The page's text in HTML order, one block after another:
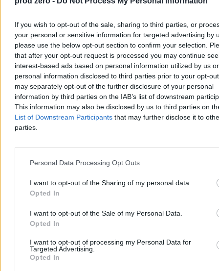
If you wish to opt-out of the sale, sharing to third parties, or
your personal or sensitive information for targeted advertising by
please use the below opt-out section to confirm your selection.
that after your opt-out request is processed you may continue
interest-based ads based on personal information utilized by us or
personal information disclosed to third parties prior to your opt-
may separately opt-out of the further disclosure of your personal
information by third parties on the IAB’s list of downstream
This information may also be disclosed by us to third parties on
List of Downstream Participants that may further disclose it to
parties.
Personal Data Processing Opt Outs
I want to opt-out of the Sharing of my personal data.
Opted In
I want to opt-out of the Sale of my Personal Data.
Opted In
I want to opt-out of processing my Personal Data for
Targeted Advertising.
Opted In
Wojskowe manewry na Tajwanie. Taipei
odpowiada na wojnę psychologiczną Pekinu
Na Tajwanie ruszyły największe doroczne manewry wojskowe Han
Kuang. To nie tylko test gotowości armii na ewentualną blokadę czy
inwazję Chin, ale także próba budowania odporności psychicznej
społeczeństwa, które na co dzień zmaga się z nieustanną wojną
kognitywną i dezinformacją ze strony Pekinu.
Tomasz Pałasz
Reklama